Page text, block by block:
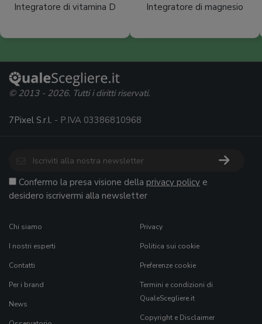
Integratore di vitamina D Integratore di magnesio
© 2013 - 2026. Tutti i diritti riservati.
7Pixel S.r.l. - P.IVA 03386810968
Confermo la presa visione della privacy policy e
desidero iscrivermi alla newsletter
Chi siamo
I nostri esperti
Contatti
Per i brand
News
Privacy
Politica sui cookie
Preferenze cookie
Termini e condizioni di
QualeScegliere.it
Copyright e Disclaimer